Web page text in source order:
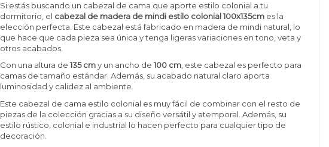
Si estás buscando un cabezal de cama que aporte estilo colonial a tu
dormitorio, el cabezal de madera de mindi estilo colonial 100x135cm es la
elección perfecta. Este cabezal está fabricado en madera de mindi natural, lo
que hace que cada pieza sea única y tenga ligeras variaciones en tono, veta y
otros acabados.
Con una altura de135 cmy un ancho de100 cm, este cabezal es perfecto para
camas de tamaño estándar. Además, su acabado natural claro aporta
luminosidad y calidez al ambiente.
Este cabezal de cama estilo colonial es muy fácil de combinar con el resto de
piezas de la colección gracias a su diseño versátil y atemporal. Además, su
estilo rústico, colonial e industrial lo hacen perfecto para cualquier tipo de
decoración.